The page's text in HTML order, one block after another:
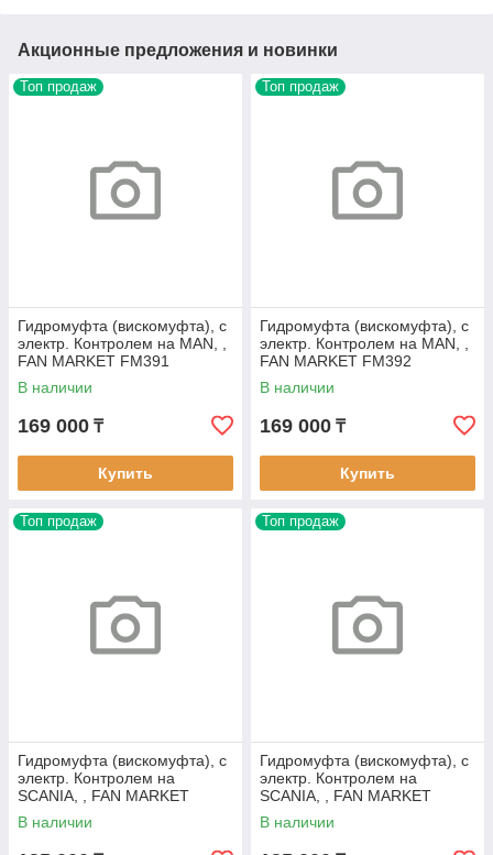
Акционные предложения и новинки
Топ продаж
Гидромуфта (вискомуфта), с
электр. Контролем на MAN, ,
FAN MARKET FM391
В наличии
169 000 ₸
Купить
Топ продаж
Гидромуфта (вискомуфта), с
электр. Контролем на MAN, ,
FAN MARKET FM392
В наличии
169 000 ₸
Купить
Топ продаж
Гидромуфта (вискомуфта), с
электр. Контролем на
SCANIA, , FAN MARKET
FM305
В наличии
Топ продаж
Гидромуфта (вискомуфта), с
электр. Контролем на
SCANIA, , FAN MARKET
FM311
В наличии